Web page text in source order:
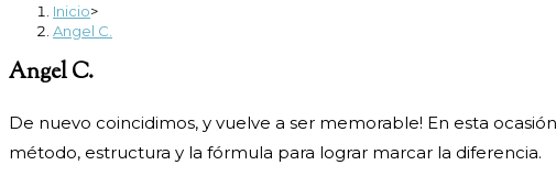
Inicio>
Angel C.
Angel C.
De nuevo coincidimos, y vuelve a ser memorable! En esta
método, estructura y la fórmula para lograr marcar la diferencia.